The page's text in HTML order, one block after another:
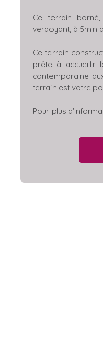
Ce terrain
verdoyant, à 5min
Ce terrain
prête à accueillir
contemporaine
terrain est votre
Pour plus